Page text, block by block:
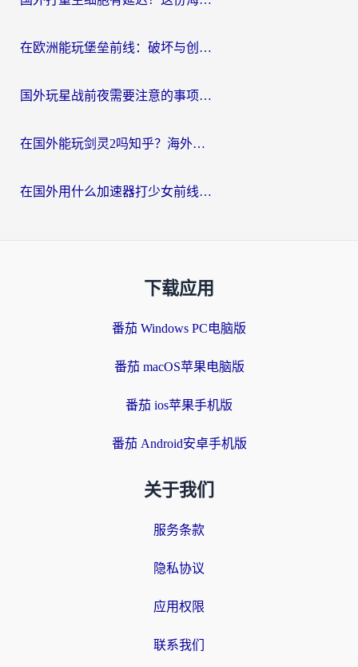
在欧洲能玩堡垒前线：破坏与创造吗？海外党国服游戏不卡顿的秘密
国外玩星战前夜需要注意的事项：一份来自老玩家的网络生存指南
在国外能玩剑灵2吗知乎？海外党亲测有效的国服游戏加速指南
在国外用什么加速器打少女前线：云图计划不卡？一个老玩家的掏心分享
下载应用
番茄 Windows PC电脑版
番茄 macOS苹果电脑版
番茄 ios苹果手机版
番茄 Android安卓手机版
关于我们
服务条款
隐私协议
应用权限
联系我们